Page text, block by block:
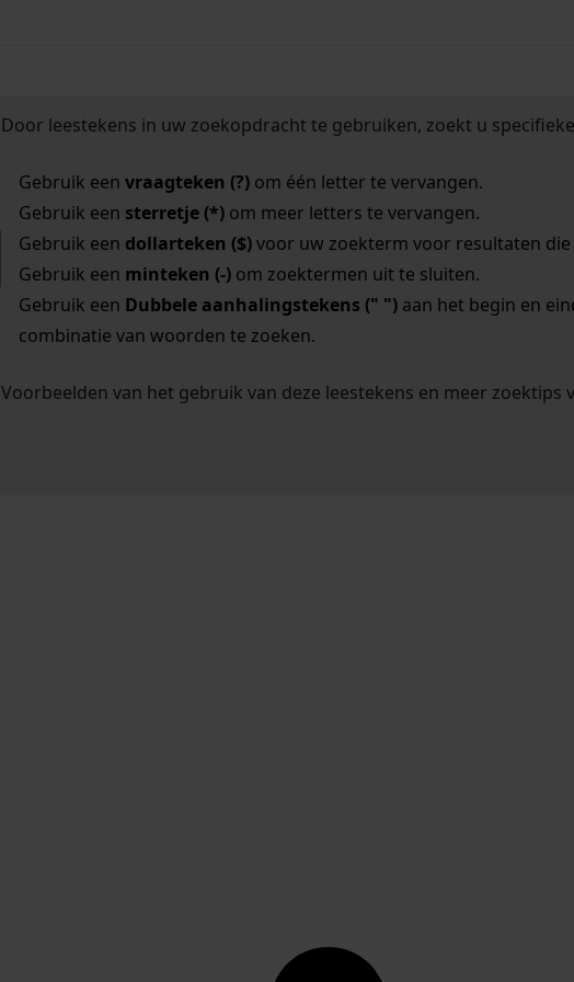
Door leestekens in uw zoekopdracht te gebruiken, zoekt u
Gebruik een vraagteken (?)om één letter te vervangen.
Gebruik een sterretje (*)om meer letters te vervangen.
Gebruik een dollarteken ($)voor uw zoekterm voor resultaten die
Gebruik een minteken (-)om zoektermen uit te sluiten.
Gebruik een Dubbele aanhalingstekens (" ")aan het begin en
combinatie van woorden te zoeken.
Voorbeelden van het gebruik van deze leestekens en meer zoektips